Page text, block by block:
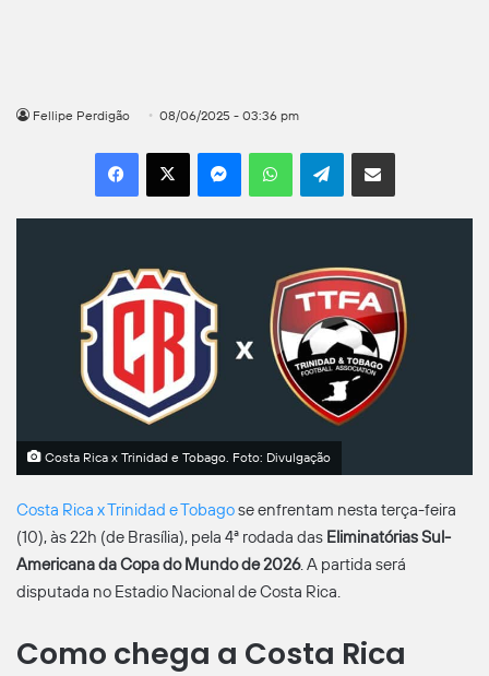
Fellipe Perdigão 08/06/2025 - 03:36 pm
Facebook
X MessengerWhatsAppTelegramCompartilhar por e-mail
Costa Rica x Trinidad e Tobago. Foto: Divulgação
Costa Rica x Trinidad e Tobagose enfrentam nesta terça-feira
(10), às 22h (de Brasília), pela 4ª rodada das Eliminatórias Sul-
Americana da Copa do Mundo de 2026. A partida será
disputada no Estadio Nacional de Costa Rica.
Como chega a Costa Rica